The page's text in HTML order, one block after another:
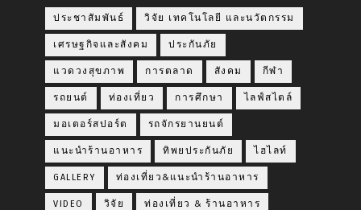
ประชาสัมพันธ์ วิจัย เทคโนโลยี และนวัตกรรม
เศรษฐกิจและสังคม ประกันภัย
แวดวงสุขภาพ การตลาด สังคม กีฬา
รถยนต์ ท่องเที่ยว การศึกษา ไลฟ์สไตล์
มอเตอร์สปอร์ต รถจักรยานยนต์
แนะนำร้านอาหาร ทิพยประกันภัย ไฮไลท์
GALLERY ท่องเที่ยว&แนะนำร้านอาหาร
VIDEO วิจัย ท่องเที่ยว & ร้านอาหาร